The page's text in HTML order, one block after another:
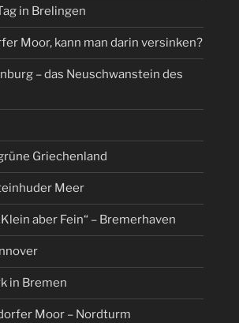
in Brelingen
Moor, kann man darin versinken?
– das Neuschwanstein des
Griechenland
Meer
aber Fein“ – Bremerhaven
in Bremen
Moor – Nordturm